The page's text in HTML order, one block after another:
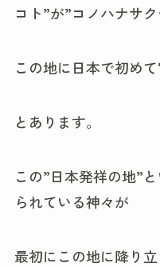
コト”が”コノハナサ
この地に日本で初めて
とあります。
この”日本発祥の地”
られている神々が
最初にこの地に降り